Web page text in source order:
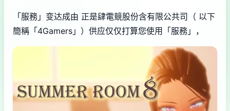
「服務」变达成由 正是肆電競股份含有限公共司（ 以下
簡稱「4Gamers」）供应仅仅打算您使用「服務」，